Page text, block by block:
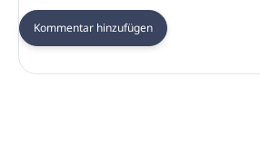
Kommentar hinzufügen